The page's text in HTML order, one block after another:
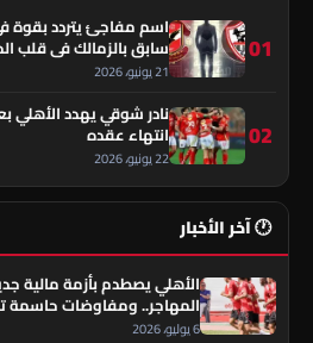
01
اسم مفاجئ يتردد بقوة
سابق بالزمالك في قلب
21 يونيو، 2026
02
نادر شوقي يهدد الأهلي
انتهاء عقده
22 يونيو، 2026
🕐 آخر الأخبار
الأهلي يصطدم بأزمة مالية
المهاجر.. ومفاوضات حاسمة
6 يوليو، 2026